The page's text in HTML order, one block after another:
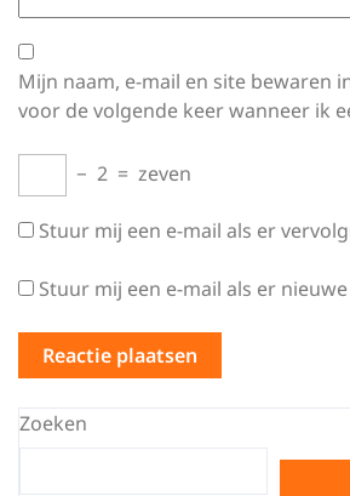
Mijn naam, e-mail en site bewaren
voor de volgende keer wanneer ik
− 2 = zeven
Stuur mij een e-mail als er
Stuur mij een e-mail als er
Zoeken